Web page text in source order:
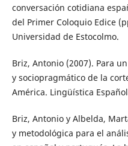
conversación cotidiana
del Primer Coloquio Edice
Universidad de Estocolmo.
Briz, Antonio (2007). Para
y sociopragmático de la
América. Lingüística
Briz, Antonio y Albelda,
y metodológica para el